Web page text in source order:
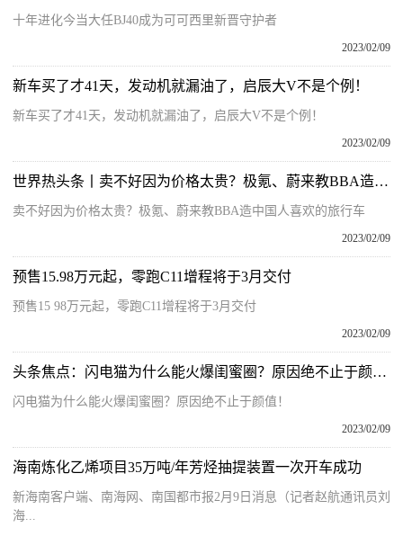
十年进化今当大任BJ40成为可可西里新晋守护者
2023/02/09
新车买了才41天，发动机就漏油了，启辰大V不是个例！
新车买了才41天，发动机就漏油了，启辰大V不是个例！
2023/02/09
世界热头条丨卖不好因为价格太贵？极氪、蔚来教BBA造中国人喜欢的旅行车
卖不好因为价格太贵？极氪、蔚来教BBA造中国人喜欢的旅行车
2023/02/09
预售15.98万元起，零跑C11增程将于3月交付
预售15 98万元起，零跑C11增程将于3月交付
2023/02/09
头条焦点：闪电猫为什么能火爆闺蜜圈？原因绝不止于颜值！
闪电猫为什么能火爆闺蜜圈？原因绝不止于颜值！
2023/02/09
海南炼化乙烯项目35万吨/年芳烃抽提装置一次开车成功
新海南客户端、南海网、南国都市报2月9日消息（记者赵航通讯员刘
海...